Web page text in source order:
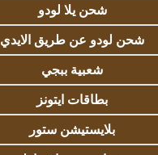
شحن يلا لودو
شحن لودو عن طريق الايدي
شعبية ببجي
بطاقات ايتونز
بلايستيشن ستور